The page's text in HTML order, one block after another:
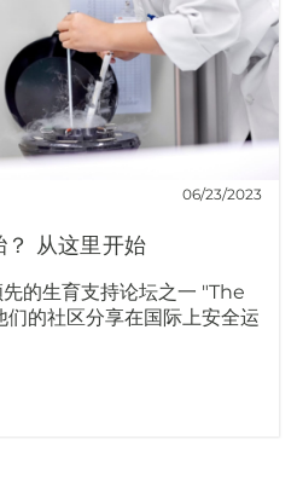
06/23/2023
从这里开始
的生育支持论坛之一 "The
的社区分享在国际上安全运